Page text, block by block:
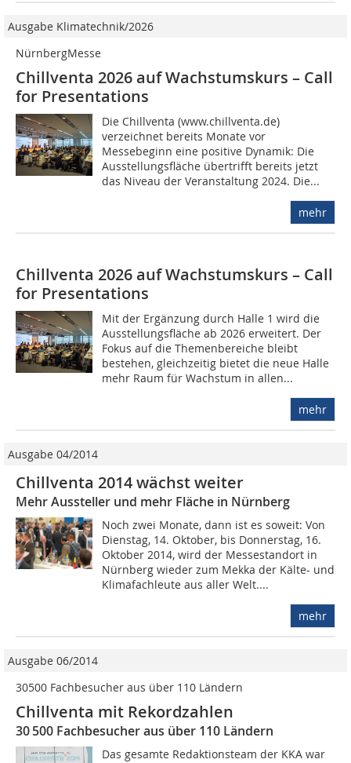
Ausgabe Klimatechnik/2026
NürnbergMesse
Chillventa 2026 auf Wachstumskurs – Call
for Presentations
Die Chillventa (www.chillventa.de)
verzeichnet bereits Monate vor
Messebeginn eine positive Dynamik: Die
Ausstellungsfläche übertrifft bereits jetzt
das Niveau der Veranstaltung 2024. Die...
mehr
Chillventa 2026 auf Wachstumskurs – Call
for Presentations
Mit der Ergänzung durch Halle 1 wird die
Ausstellungsfläche ab 2026 erweitert. Der
Fokus auf die Themenbereiche bleibt
bestehen, gleichzeitig bietet die neue Halle
mehr Raum für Wachstum in allen...
mehr
Ausgabe 04/2014
Chillventa 2014 wächst weiter
Mehr Aussteller und mehr Fläche in Nürnberg
Noch zwei Monate, dann ist es soweit: Von
Dienstag, 14. Oktober, bis Donnerstag, 16.
Oktober 2014, wird der Messestandort in
Nürnberg wieder zum Mekka der Kälte- und
Klimafachleute aus aller Welt....
mehr
Ausgabe 06/2014
30500 Fachbesucher aus über 110 Ländern
Chillventa mit Rekordzahlen
30 500 Fachbesucher aus über 110 Ländern
Das gesamte Redaktionsteam der KKA war